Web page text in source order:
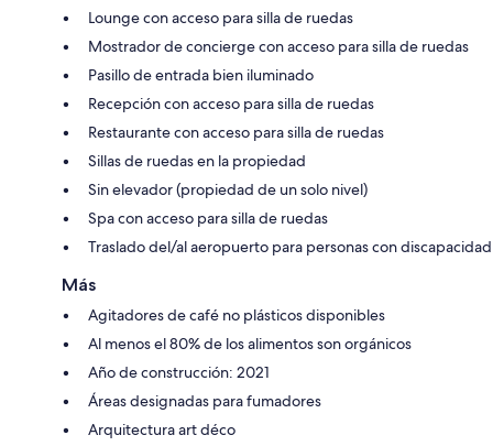
Lounge con acceso para silla de ruedas
Mostrador de concierge con acceso para silla de ruedas
Pasillo de entrada bien iluminado
Recepción con acceso para silla de ruedas
Restaurante con acceso para silla de ruedas
Sillas de ruedas en la propiedad
Sin elevador (propiedad de un solo nivel)
Spa con acceso para silla de ruedas
Traslado del/al aeropuerto para personas con discapacidad
Más
Agitadores de café no plásticos disponibles
Al menos el 80% de los alimentos son orgánicos
Año de construcción: 2021
Áreas designadas para fumadores
Arquitectura art déco